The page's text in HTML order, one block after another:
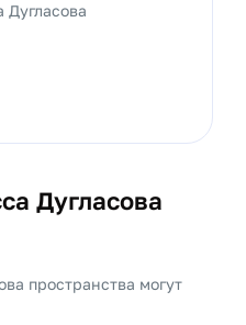
Дугласова
пространства могут
Дугласова